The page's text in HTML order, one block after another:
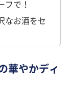
フで！
なお酒をセ
華やかディ